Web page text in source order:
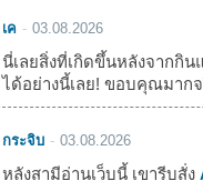
เค 03.08.2026
นี่เลยสิ่งที่เกิดขึ้นหลังจากกิ
ได้อย่างนี้เลย! ขอบคุณมาก
กระจิบ 03.08.2026
หลังสามีอ่านเว็บนี้ เขารีบสั่ง